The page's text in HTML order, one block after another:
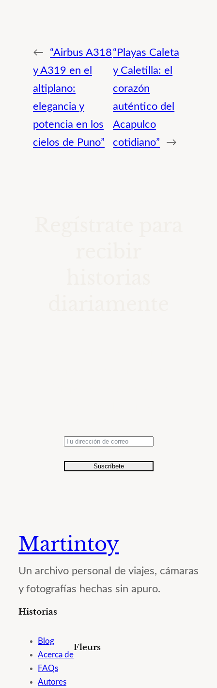
←
“Airbus A318
y A319 en el
altiplano:
elegancia y
potencia en los
cielos de Puno”
“Playas Caleta
y Caletilla: el
corazón
auténtico del
Acapulco
cotidiano”
→
Suscríbete
Martintoy
Un archivo personal de viajes, cámaras
y fotografías hechas sin apuro.
Historias
Blog
Acerca de
FAQs
Autores
Fleurs